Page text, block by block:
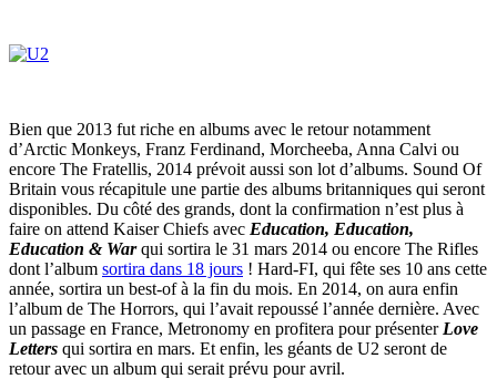
Bien que 2013 fut riche en albums avec le retour notamment
d’Arctic Monkeys, Franz Ferdinand, Morcheeba, Anna Calvi ou
encore The Fratellis, 2014 prévoit aussi son lot d’albums. Sound Of
Britain vous récapitule une partie des albums britanniques qui seront
disponibles. Du côté des grands, dont la confirmation n’est plus à
faire on attend Kaiser Chiefs avec Education, Education,
Education & Warqui sortira le 31 mars 2014 ou encore The Rifles
dont l’album sortira dans 18 jours ! Hard-FI, qui fête ses 10 ans cette
année, sortira un best-of à la fin du mois. En 2014, on aura enfin
l’album de The Horrors, qui l’avait repoussé l’année dernière. Avec
un passage en France, Metronomy en profitera pour présenter Love
Letters qui sortira en mars. Et enfin, les géants de U2 seront de
retour avec un album qui serait prévu pour avril.